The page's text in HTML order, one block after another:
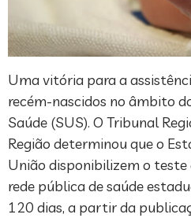
Uma vitória para a
recém-nascidos no âmbito
Saúde (SUS). O Tribunal
Região determinou que o
União disponibilizem o
rede pública de saúde
120 dias, a partir da